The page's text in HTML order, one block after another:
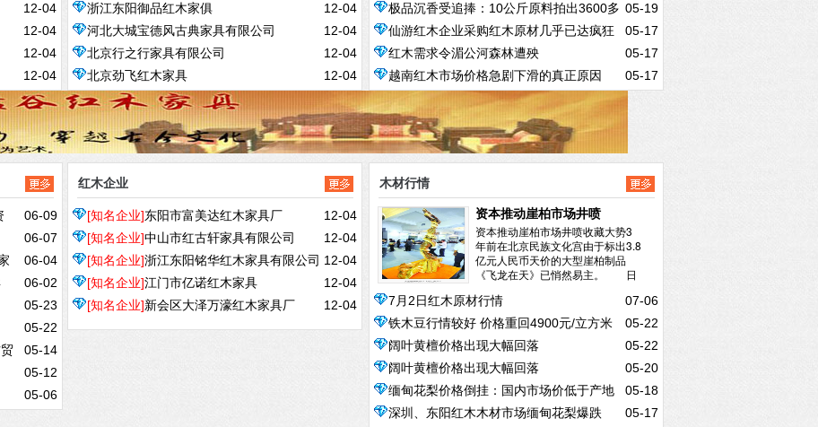
12-04
12-04
12-04
12-04
12-04
浙江东阳御品红木家俱
12-04
河北大城宝德风古典家具有限公司
12-04
北京行之行家具有限公司
12-04
北京劲飞红木家具
货
05-19
极品沉香受追捧：10公斤原料拍出3600多
万
05-17
仙游红木企业采购红木原材几乎已达疯狂
境界
05-17
红木需求令湄公河森林遭殃
05-17
越南红木市场价格急剧下滑的真正原因
06-09
06-07
06-04
06-02
05-23
05-22
05-14
05-12
05-06
红木企业
12-04
[知名企业]东阳市富美达红木家具厂
12-04
[知名企业]中山市红古轩家具有限公司
12-04
[知名企业]浙江东阳铭华红木家具有限公司
12-04
[知名企业]江门市亿诺红木家具
12-04
[知名企业]新会区大泽万濠红木家具厂
木材行情
资本推动崖柏市场井喷
资本推动崖柏市场井喷收藏大势3
年前在北京民族文化宫由于标出3.8
亿元人民币天价的大型崖柏制品
《飞龙在天》已悄然易主。 日
07-06
7月2日红木原材行情
05-22
铁木豆行情较好 价格重回4900元/立方米
05-22
阔叶黄檀价格出现大幅回落
05-20
阔叶黄檀价格出现大幅回落
05-18
缅甸花梨价格倒挂：国内市场价低于产地
收购价
05-17
深圳、东阳红木木材市场缅甸花梨爆跌